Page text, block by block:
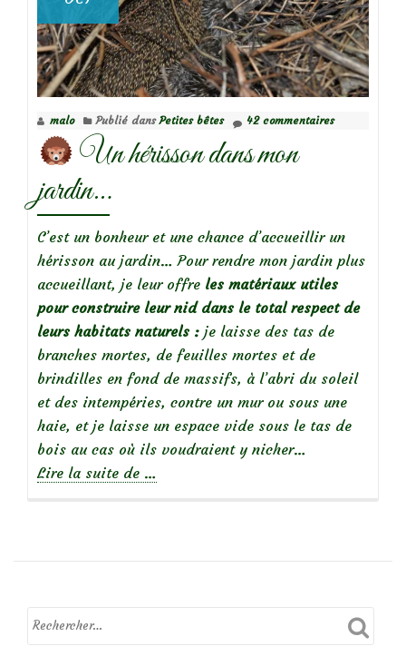
malo Publié dansPetites bêtes 42 commentaires
Un hérisson dans mon
jardin…
C’est un bonheur et une chance d’accueillir un
hérisson au jardin… Pour rendre mon jardin plus
accueillant, je leur offre les matériaux utiles
pour construire leur nid dans le total respect de
leurs habitats naturels : je laisse des tas de
branches mortes, de feuilles mortes et de
brindilles en fond de massifs, à l’abri du soleil
et des intempéries, contre un mur ou sous une
haie, et je laisse un espace vide sous le tas de
bois au cas où ils voudraient y nicher…
Lire la suite de
Un
dans
…